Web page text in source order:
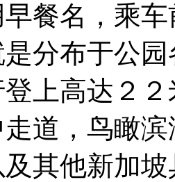
餐名，乘
分布于公
上高达２
道，鸟瞰
其他新加